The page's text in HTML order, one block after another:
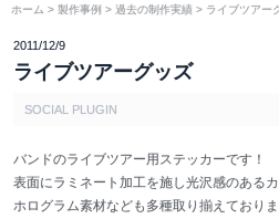
ホーム 製作事例 過去の制作実績 ライブツアー
2011/12/9
ライブツアーグッズ
SOCIAL PLUGIN
バンドのライブツアー用ステッカーです！
表面にラミネート加工を施し光沢感のある
ホログラム素材なども多種取り揃えておりま